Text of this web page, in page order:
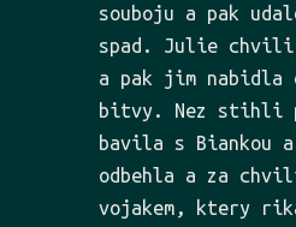
souboju a pak
spad. Julie chvili
a pak jim nabidla
bitvy. Nez stihli
bavila s Biankou a
odbehla a za
vojakem, ktery